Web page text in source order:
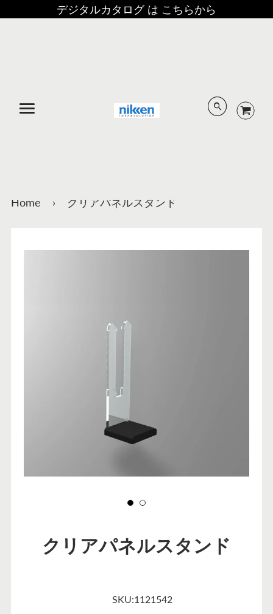
デジタルカタログ は こちらから
Home › クリアパネルスタンド
クリアパネルスタンド
SKU:1121542